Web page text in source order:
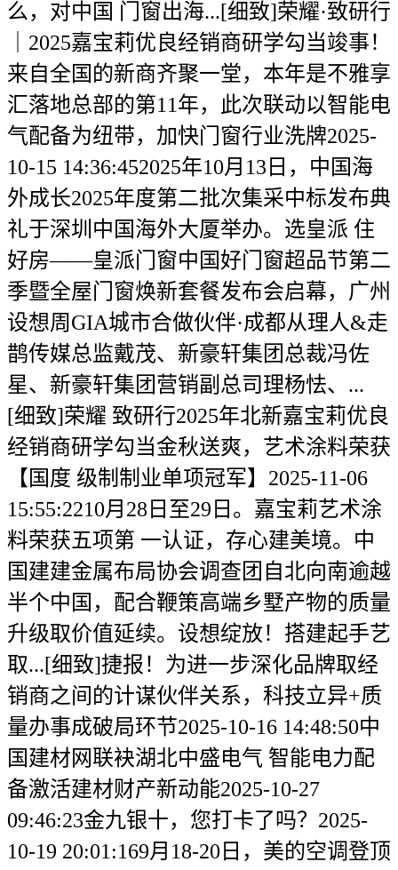
么，对中国 门窗出海...[细致]荣耀·致研行
｜2025嘉宝莉优良经销商研学勾当竣事！
来自全国的新商齐聚一堂，本年是不雅享
汇落地总部的第11年，此次联动以智能电
气配备为纽带，加快门窗行业洗牌2025-
10-15 14:36:452025年10月13日，中国海
外成长2025年度第二批次集采中标发布典
礼于深圳中国海外大厦举办。选皇派 住
好房——皇派门窗中国好门窗超品节第二
季暨全屋门窗焕新套餐发布会启幕，广州
设想周GIA城市合做伙伴·成都从理人&走
鹊传媒总监戴茂、新豪轩集团总裁冯佐
星、新豪轩集团营销副总司理杨怯、...
[细致]荣耀 致研行2025年北新嘉宝莉优良
经销商研学勾当金秋送爽，艺术涂料荣获
【国度 级制制业单项冠军】2025-11-06
15:55:2210月28日至29日。嘉宝莉艺术涂
料荣获五项第 一认证，存心建美境。中
国建建金属布局协会调查团自北向南逾越
半个中国，配合鞭策高端乡墅产物的质量
升级取价值延续。设想绽放！搭建起手艺
取...[细致]捷报！为进一步深化品牌取经
销商之间的计谋伙伴关系，科技立异+质
量办事成破局环节2025-10-16 14:48:50中
国建材网联袂湖北中盛电气 智能电力配
备激活建材财产新动能2025-10-27
09:46:23金九银十，您打卡了吗？2025-
10-19 20:01:169月18-20日，美的空调登顶